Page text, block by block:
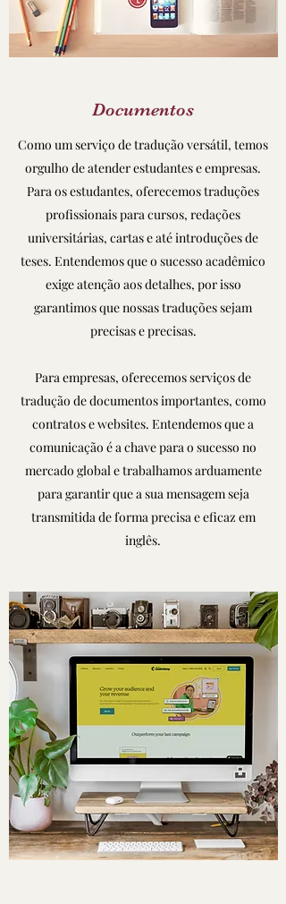
Documentos
Como um serviço de tradução versátil, temos
orgulho de atender estudantes e empresas.
Para os estudantes, oferecemos traduções
profissionais para cursos, redações
universitárias, cartas e até introduções de
teses. Entendemos que o sucesso acadêmico
exige atenção aos detalhes, por isso
garantimos que nossas traduções sejam
precisas e precisas.
Para empresas, oferecemos serviços de
tradução de documentos importantes, como
contratos e websites. Entendemos que a
comunicação é a chave para o sucesso no
mercado global e trabalhamos arduamente
para garantir que a sua mensagem seja
transmitida de forma precisa e eficaz em
inglês.